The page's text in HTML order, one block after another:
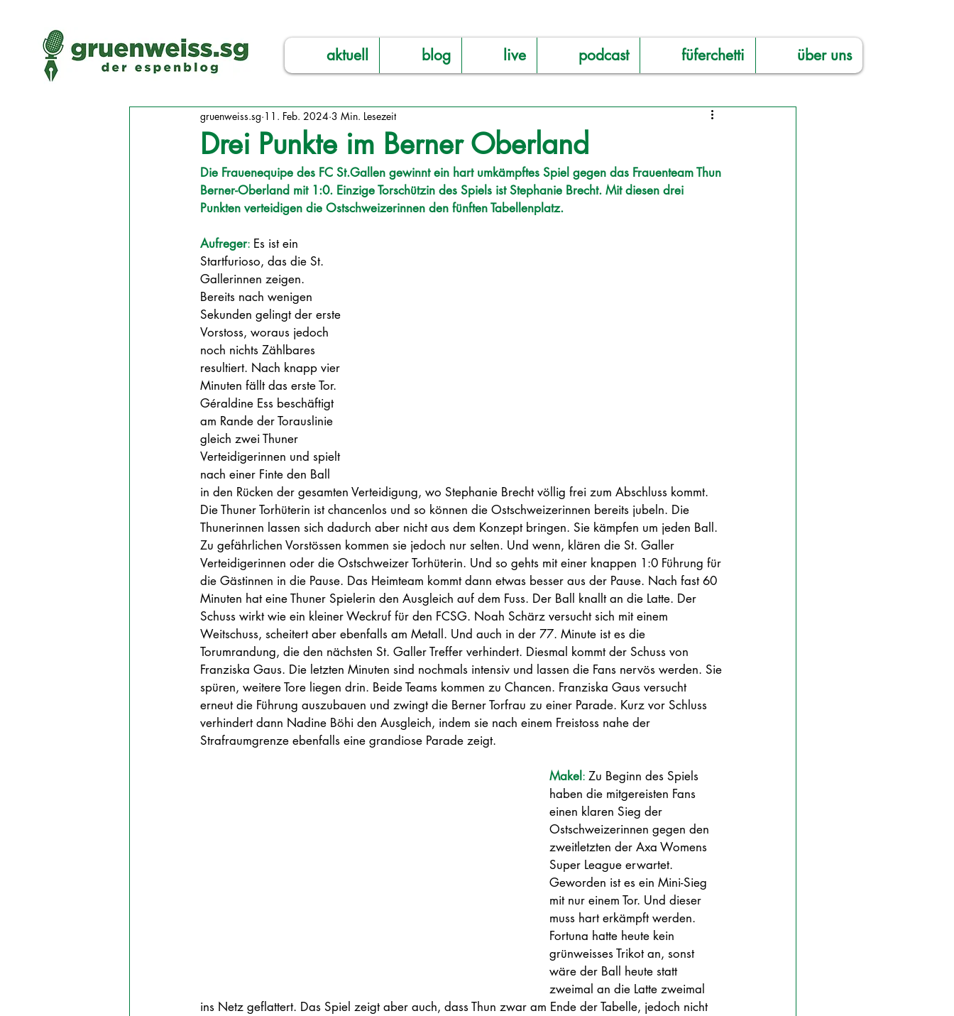
aktuell blog live podcast füferchetti über uns
Drei Punkte im Berner Oberland
gruenweiss.sg 11. Feb. 2024 3 Min. Lesezeit
Die Frauenequipe des FC St.Gallen gewinnt ein hart umkämpftes Spiel gegen das Frauenteam Thun
Berner-Oberland mit 1:0. Einzige Torschützin des Spiels ist Stephanie Brecht. Mit diesen drei
Punkten verteidigen die Ostschweizerinnen den fünften Tabellenplatz.
Aufreger: Es ist ein
Startfurioso, das die St.
Gallerinnen zeigen.
Bereits nach wenigen
Sekunden gelingt der erste
Vorstoss, woraus jedoch
noch nichts Zählbares
resultiert. Nach knapp vier
Minuten fällt das erste Tor.
Géraldine Ess beschäftigt
am Rande der Torauslinie
gleich zwei Thuner
Verteidigerinnen und spielt
nach einer Finte den Ball
in den Rücken der gesamten Verteidigung, wo Stephanie Brecht völlig frei zum Abschluss kommt.
Die Thuner Torhüterin ist chancenlos und so können die Ostschweizerinnen bereits jubeln. Die
Thunerinnen lassen sich dadurch aber nicht aus dem Konzept bringen. Sie kämpfen um jeden Ball.
Zu gefährlichen Vorstössen kommen sie jedoch nur selten. Und wenn, klären die St. Galler
Verteidigerinnen oder die Ostschweizer Torhüterin. Und so gehts mit einer knappen 1:0 Führung für
die Gästinnen in die Pause. Das Heimteam kommt dann etwas besser aus der Pause. Nach fast 60
Minuten hat eine Thuner Spielerin den Ausgleich auf dem Fuss. Der Ball knallt an die Latte. Der
Schuss wirkt wie ein kleiner Weckruf für den FCSG. Noah Schärz versucht sich mit einem
Weitschuss, scheitert aber ebenfalls am Metall. Und auch in der 77. Minute ist es die
Torumrandung, die den nächsten St. Galler Treffer verhindert. Diesmal kommt der Schuss von
Franziska Gaus. Die letzten Minuten sind nochmals intensiv und lassen die Fans nervös werden. Sie
spüren, weitere Tore liegen drin. Beide Teams kommen zu Chancen. Franziska Gaus versucht
erneut die Führung auszubauen und zwingt die Berner Torfrau zu einer Parade. Kurz vor Schluss
verhindert dann Nadine Böhi den Ausgleich, indem sie nach einem Freistoss nahe der
Strafraumgrenze ebenfalls eine grandiose Parade zeigt.
Makel : Zu Beginn des Spiels
haben die mitgereisten Fans
einen klaren Sieg der
Ostschweizerinnen gegen den
zweitletzten der Axa Womens
Super League erwartet.
Geworden ist es ein Mini-Sieg
mit nur einem Tor. Und dieser
muss hart erkämpft werden.
Fortuna hatte heute kein
grünweisses Trikot an, sonst
wäre der Ball heute statt
zweimal an die Latte zweimal
ins Netz geflattert. Das Spiel zeigt aber auch, dass Thun zwar am Ende der Tabelle, jedoch nicht